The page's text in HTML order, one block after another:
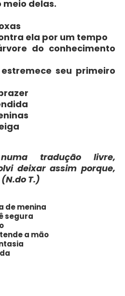
meio delas.
ela por um tempo
do conhecimento
seu primeiro
tradução livre,
deixar assim porque,
T.)
de menina
segura
a mão